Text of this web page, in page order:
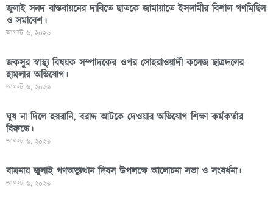
জুলাই সনদ বাস্তবায়নের দাবিতে ছাতকে জামায়াতে ইসলামীর বিশাল গণমিছিল
ও সমাবেশ।
আগস্ট ৬, ২০২৬
জকসুর স্বাস্থ্য বিষয়ক সম্পাদকের ওপর সোহরাওয়ার্দী কলেজ ছাত্রদলের
হামলার অভিযোগ।
আগস্ট ৬, ২০২৬
ঘুষ না দিলে হয়রানি, বরাদ্দ আটকে দেওয়ার অভিযোগ শিক্ষা কর্মকর্তার
বিরুদ্ধে।
আগস্ট ৬, ২০২৬
বামনায় জুলাই গণঅভ্যুত্থান দিবস উপলক্ষে আলোচনা সভা ও সংবর্ধনা।
আগস্ট ৬, ২০২৬